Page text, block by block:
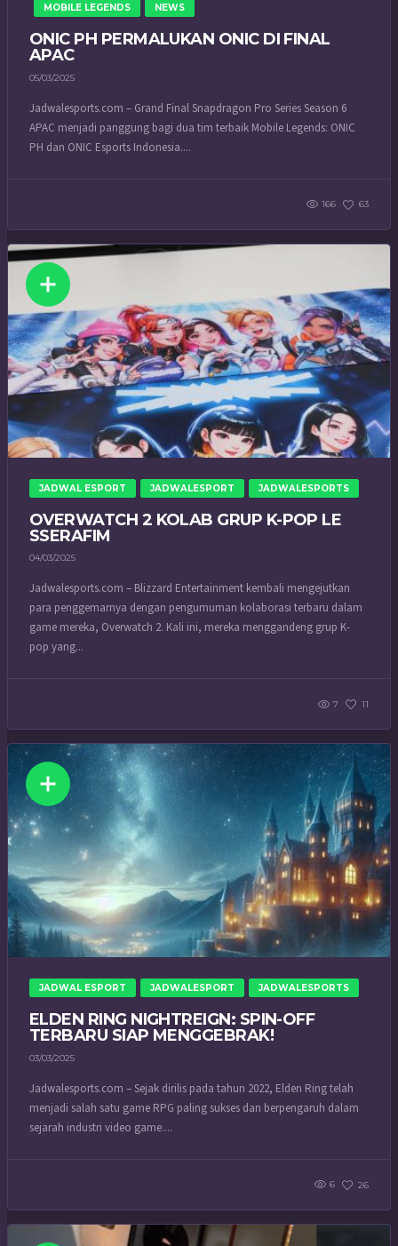
MOBILE LEGENDS NEWS
ONIC PH PERMALUKAN ONIC DI FINAL
APAC
05/03/2025
Jadwalesports.com – Grand Final Snapdragon Pro Series Season 6
APAC menjadi panggung bagi dua tim terbaik Mobile Legends: ONIC
PH dan ONIC Esports Indonesia....
166 63
JADWAL ESPORT JADWALESPORT JADWALESPORTS
OVERWATCH 2 KOLAB GRUP K-POP LE
SSERAFIM
04/03/2025
Jadwalesports.com – Blizzard Entertainment kembali mengejutkan
para penggemarnya dengan pengumuman kolaborasi terbaru dalam
game mereka, Overwatch 2. Kali ini, mereka menggandeng grup K-
pop yang...
7 11
JADWAL ESPORT JADWALESPORT JADWALESPORTS
ELDEN RING NIGHTREIGN: SPIN-OFF
TERBARU SIAP MENGGEBRAK!
03/03/2025
Jadwalesports.com – Sejak dirilis pada tahun 2022, Elden Ring telah
menjadi salah satu game RPG paling sukses dan berpengaruh dalam
sejarah industri video game....
6 26